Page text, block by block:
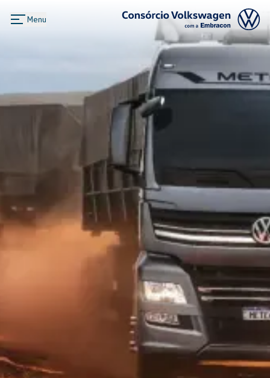
Menu
Logo Consórcio Volkswagen com